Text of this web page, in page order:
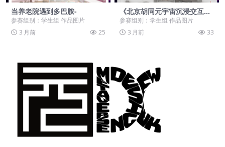
当养老院遇到多巴胺-
参赛组别：学生组 作品图片
3 月前
25
《北京胡同元宇宙沉浸交互展
示设计》-
参赛组别：学生组 作品图片
3 月前
33